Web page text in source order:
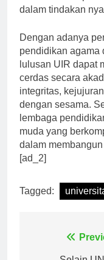
mahasiswa dapat
Dengan adanya
pendidikan agama
lulusan UIR dapat
cerdas secara
integritas,
dengan sesama.
lembaga
muda yang
dalam membangun